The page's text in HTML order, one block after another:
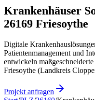
Krankenhäuser
26169 Friesoythe
Digitale
Patientenmanagement und
entwickeln
Friesoythe (Landkreis
Projekt anfragen